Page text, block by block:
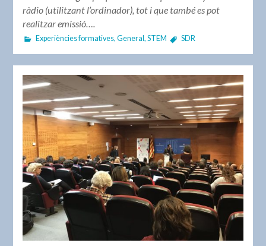
ràdio (utilitzant l’ordinador), tot i que també es pot
realitzar emissió….
Experiències formatives, General , STEM SDR